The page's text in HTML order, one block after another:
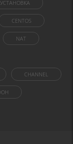
УСТАНОВКА
CENTOS
NAT
CHANNEL